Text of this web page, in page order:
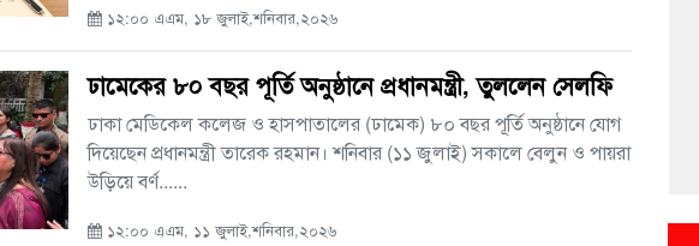
১২:০০ এএম, ১৮ জুলাই,শনিবার,২০২৬
ঢামেকের ৮০ বছর পূর্তি অনুষ্ঠানে প্রধানমন্ত্রী, তুললেন সেলফি
ঢাকা মেডিকেল কলেজ ও হাসপাতালের (ঢামেক) ৮০ বছর পূর্তি অনুষ্ঠানে যোগ
দিয়েছেন প্রধানমন্ত্রী তারেক রহমান। শনিবার (১১ জুলাই) সকালে বেলুন ও পায়রা
উড়িয়ে বর্ণ......
১২:০০ এএম, ১১ জুলাই,শনিবার,২০২৬